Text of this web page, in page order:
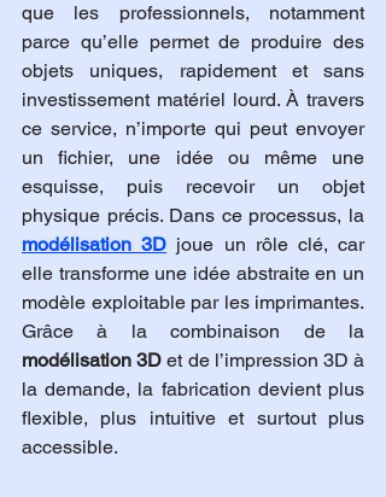
que les professionnels, notamment
parce qu’elle permet de produire des
objets uniques, rapidement et sans
investissement matériel lourd. À travers
ce service, n’importe qui peut envoyer
un fichier, une idée ou même une
esquisse, puis recevoir un objet
modélisation 3D joue un rôle clé, car
elle transforme une idée abstraite en un
modèle exploitable par les imprimantes.
modélisation 3D et de l’impression 3D à
la demande, la fabrication devient plus
flexible, plus intuitive et surtout plus
accessible.